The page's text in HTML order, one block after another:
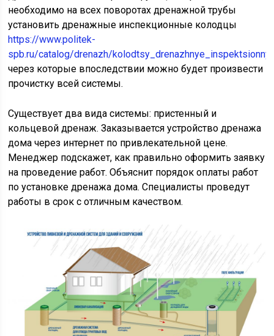
необходимо на всех поворотах дренажной трубы
установить дренажные инспекционные колодцы
https://www.politek-
spb.ru/catalog/drenazh/
через которые впоследствии можно будет произвести
прочистку всей системы.
Существует два вида системы: пристенный и
кольцевой дренаж. Заказывается устройство дренажа
дома через интернет по привлекательной цене.
Менеджер подскажет, как правильно оформить заявку
на проведение работ. Объяснит порядок оплаты работ
по установке дренажа дома. Специалисты проведут
работы в срок с отличным качеством.